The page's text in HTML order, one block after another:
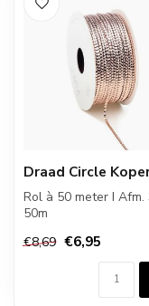
Draad Circle
Rol à 50 meter I Afm.
50m
€8,69 €6,95